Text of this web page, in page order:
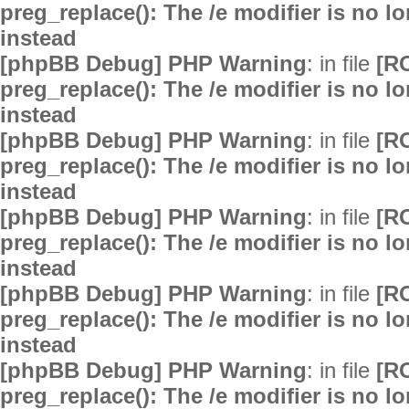
preg_replace(): The /e modifier is no
instead
[phpBB Debug] PHP Warning: in file
preg_replace(): The /e modifier is no
instead
[phpBB Debug] PHP Warning: in file
preg_replace(): The /e modifier is no
instead
[phpBB Debug] PHP Warning: in file
preg_replace(): The /e modifier is no
instead
[phpBB Debug] PHP Warning: in file
preg_replace(): The /e modifier is no
instead
[phpBB Debug] PHP Warning: in file
preg_replace(): The /e modifier is no